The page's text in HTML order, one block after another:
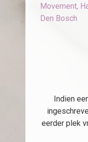
Movement,
Den Bosch
Indien
eerder plek